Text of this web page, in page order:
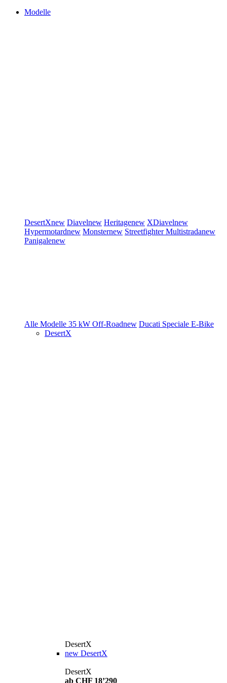
Modelle
DesertXnew Diavelnew Heritagenew XDiavelnew
Hypermotardnew Monsternew StreetfighterMultistradanew
Panigalenew
Alle Modelle 35 kW Off-Roadnew Ducati Speciale E-Bike
DesertX
DesertX
new DesertX
DesertX
ab CHF 18’290